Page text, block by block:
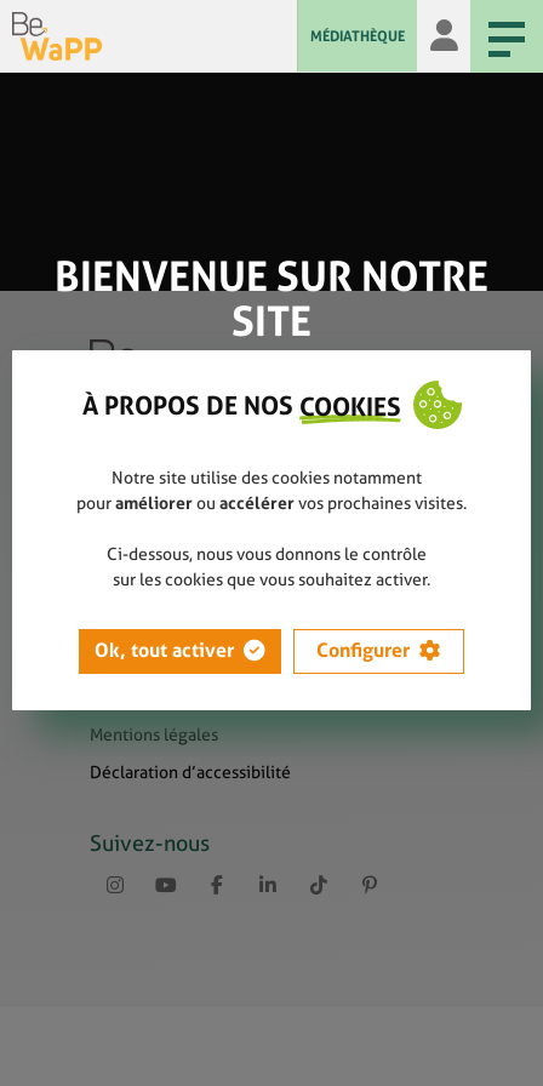
MÉDIATHÈQUE
Qui sommes-nous ?
Rapports annuels
Contact
Presse
Liens utiles
Mentions légales
Déclaration d’accessibilité
Suivez-nous
BIENVENUE SUR NOTRE
SITE
À PROPOS DE NOS COOKIES
Notre site utilise des cookies notamment
pouraméliorerou accélérervos prochaines visites.
Ci-dessous, nous vous donnons le contrôle
sur les cookies que vous souhaitez activer.
Ok, tout activer Configurer